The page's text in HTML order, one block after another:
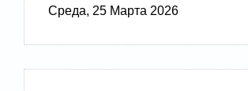
Среда, 25 Марта 2026